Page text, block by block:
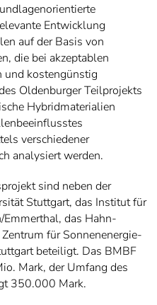
Entwicklung
auf der Basis von
die bei akzeptablen
und kostengünstig
Oldenburger Teilprojekts
Hybridmaterialien
verschiedener
analysiert werden.
sind neben der
Stuttgart, das Institut für
das Hahn-
für Sonnenenergie-
beteiligt. Das BMBF
Mark, der Umfang des
350.000 Mark.